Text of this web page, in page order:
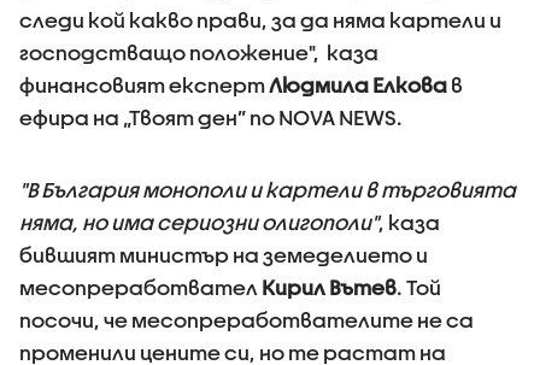
следи кой какво прави, за да няма картели и
господстващо положение", каза
финансовият експертЛюдмила Елкова в
ефира на „Твоят ден” по NOVA NEWS.
"В България монополи и картели в търговията
няма, но има сериозни олигополи", каза
бившият министър на земеделието и
месопреработвател Кирил Вътев. Той
посочи, че месопреработвателите не са
променили цените си, но те растат на